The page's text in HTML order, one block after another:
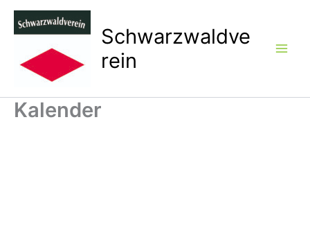
Zum
Inhalt
Schwarzwaldve
rein
Kalender